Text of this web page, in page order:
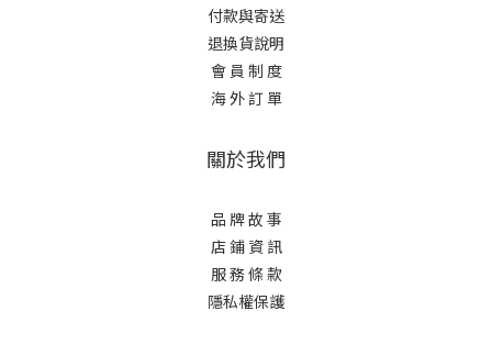
付款與寄送
退換貨說明
會 員 制 度
海 外 訂 單
關於我們
品 牌 故 事
店 鋪 資 訊
服 務 條 款
隱私權保護